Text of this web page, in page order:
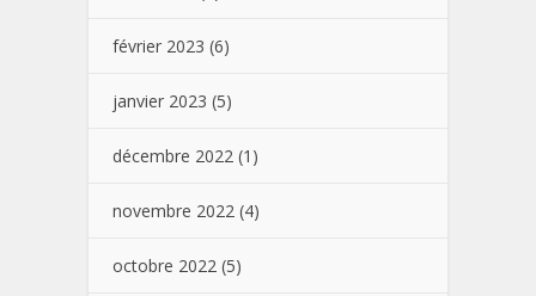
février 2023 (6)
janvier 2023 (5)
décembre 2022 (1)
novembre 2022 (4)
octobre 2022 (5)